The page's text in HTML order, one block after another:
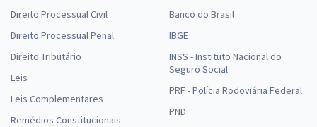
Direito Processual Civil
Direito Processual Penal
Direito Tributário
Leis
Leis Complementares
Remédios Constitucionais
Banco do Brasil
IBGE
INSS - Instituto Nacional do
Seguro Social
PRF - Polícia Rodoviária Federal
PND